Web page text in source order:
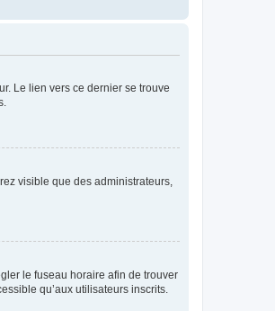
Le lien vers ce dernier se trouve
visible que des administrateurs,
le fuseau horaire afin de trouver
qu’aux utilisateurs inscrits.